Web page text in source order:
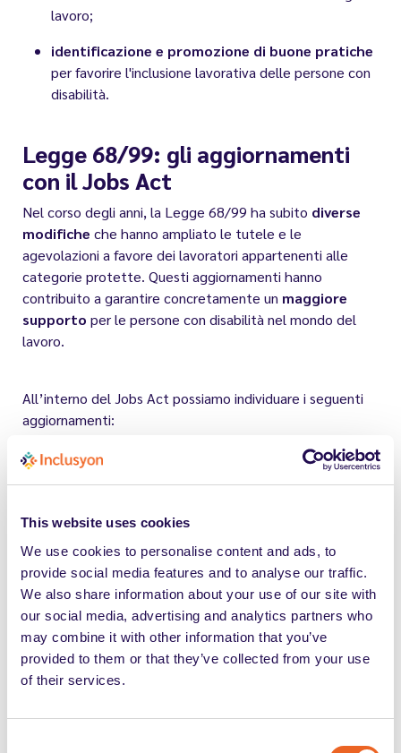
This website uses cookies
We use cookies to personalise content and ads, to
provide social media features and to analyse our traffic.
We also share information about your use of our site with
our social media, advertising and analytics partners who
may combine it with other information that you’ve
provided to them or that they’ve collected from your use
of their services.
lavoro;
identificazione e promozione di buone pratiche
per favorire l'inclusione lavorativa delle persone con
disabilità.
Legge 68/99: gli aggiornamenti
con il Jobs Act
Nel corso degli anni, la Legge 68/99 ha subito diverse
modifiche che hanno ampliato le tutele e le
agevolazioni a favore dei lavoratori appartenenti alle
categorie protette. Questi aggiornamenti hanno
contribuito a garantire concretamente un maggiore
supporto per le persone con disabilità nel mondo del
lavoro.
All’interno del Jobs Act possiamo individuare i seguenti
aggiornamenti:
viene ampliata la platea degli aventi diritto,si
invalidità;
le aziende che hanno da15 a 35 dipendenti,
devono assumere 1 persona con disabilità. E’
statarimossa la clausola “in caso di nuove
assunzioni” , abolendo il cosiddetto “regime di
gradualità”;
aggiornati i criteri del computo della quota di
se non assunti tramite collocamento obbligatorio,
coloro che abbiano una riduzione della capacità